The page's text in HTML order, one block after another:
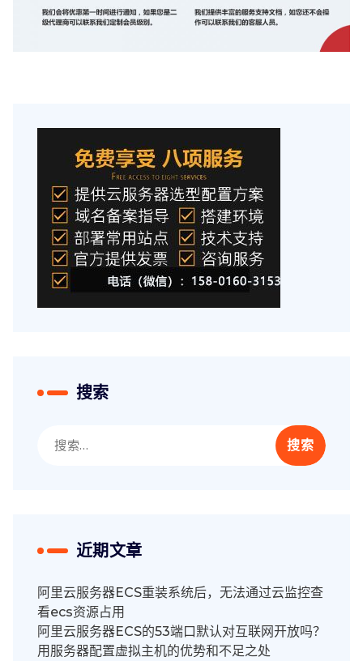
搜索
索：
近期文章
阿里云服务器ECS重装系统后，无法通过云监控查
看ecs资源占用
阿里云服务器ECS的53端口默认对互联网开放吗？
用服务器配置虚拟主机的优势和不足之处